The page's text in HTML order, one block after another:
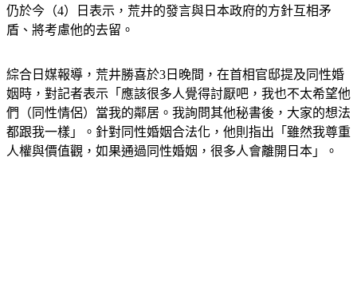
仍於今（4）日表示，荒井的發言與日本政府的方針互相矛
盾、將考慮他的去留。
綜合日媒報導，荒井勝喜於3日晚間，在首相官邸提及同性婚
姻時，對記者表示「應該很多人覺得討厭吧，我也不太希望他
們（同性情侶）當我的鄰居。我詢問其他秘書後，大家的想法
都跟我一樣」。針對同性婚姻合法化，他則指出「雖然我尊重
人權與價值觀，如果通過同性婚姻，很多人會離開日本」。